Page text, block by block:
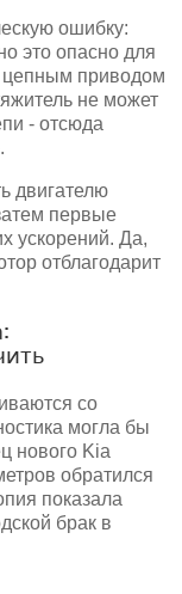
ошибку:
это опасно для
цепным приводом
не может
- отсюда
двигателю
первые
ускорений. Да,
отблагодарит
со
могла бы
нового Kia
обратился
показала
брак в